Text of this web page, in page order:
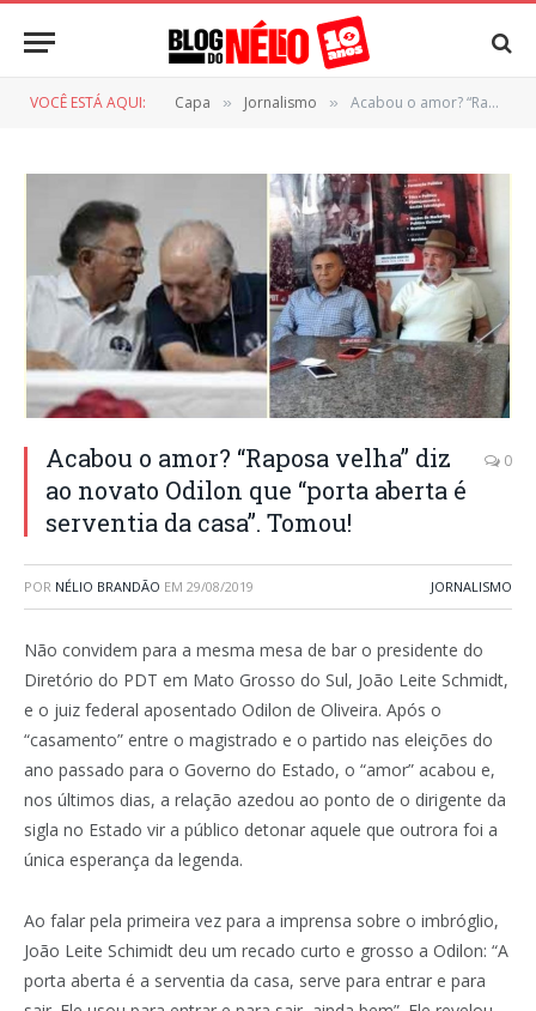
VOCÊ ESTÁ AQUI: Capa » Jornalismo » Acabou o amor? “Raposa velha” diz ao novato Odilon que “porta aberta é serventia da casa”. Tomou!
Acabou o amor? “Raposa velha” diz
ao novato Odilon que “porta aberta é
serventia da casa”. Tomou!
0
POR NÉLIO BRANDÃO EM 29/08/2019 JORNALISMO
Não convidem para a mesma mesa de bar o presidente do
Diretório do PDT em Mato Grosso do Sul, João Leite Schmidt,
e o juiz federal aposentado Odilon de Oliveira. Após o
“casamento” entre o magistrado e o partido nas eleições do
ano passado para o Governo do Estado, o “amor” acabou e,
nos últimos dias, a relação azedou ao ponto de o dirigente da
sigla no Estado vir a público detonar aquele que outrora foi a
única esperança da legenda.
Ao falar pela primeira vez para a imprensa sobre o imbróglio,
João Leite Schimidt deu um recado curto e grosso a Odilon: “A
porta aberta é a serventia da casa, serve para entrar e para